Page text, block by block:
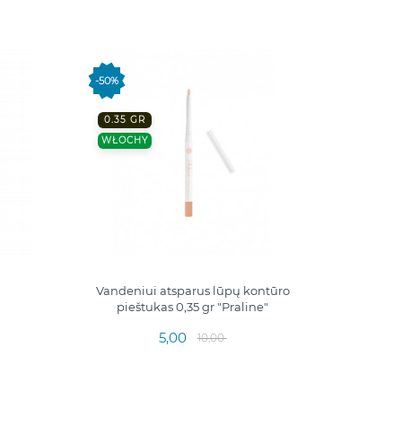
-50%
0.35 GR
WŁOCHY
Vandeniui atsparus lūpų kontūro
pieštukas 0,35 gr "Praline"
5,00 10,00